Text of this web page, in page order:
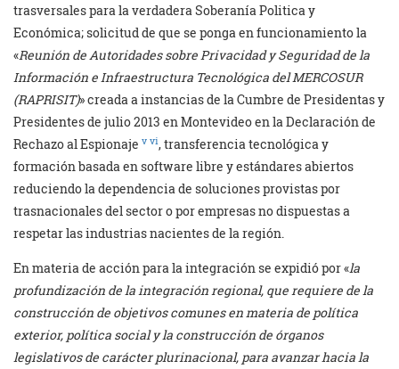
trasversales para la verdadera Soberanía Politica y
Económica; solicitud de que se ponga en funcionamiento la
«Reunión de Autoridades sobre Privacidad y Seguridad de la
Información e Infraestructura Tecnológica del MERCOSUR
(RAPRISIT)» creada a instancias de la Cumbre de Presidentas y
Presidentes de julio 2013 en Montevideo en la Declaración de
Rechazo al Espionaje v vi, transferencia tecnológica y
formación basada en software libre y estándares abiertos
reduciendo la dependencia de soluciones provistas por
trasnacionales del sector o por empresas no dispuestas a
respetar las industrias nacientes de la región.
En materia de acción para la integración se expidió por «la
profundización de la integración regional, que requiere de la
construcción de objetivos comunes en materia de política
exterior, política social y la construcción de órganos
legislativos de carácter plurinacional, para avanzar hacia la